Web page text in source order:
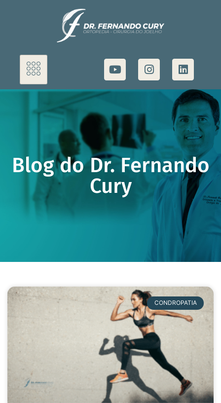
Blog do Dr. Fernando
Cury
CONDROPATIA